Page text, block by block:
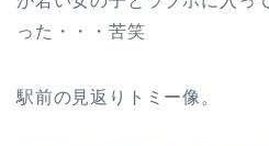
った・・・苦笑
駅前の見返りトミー像。